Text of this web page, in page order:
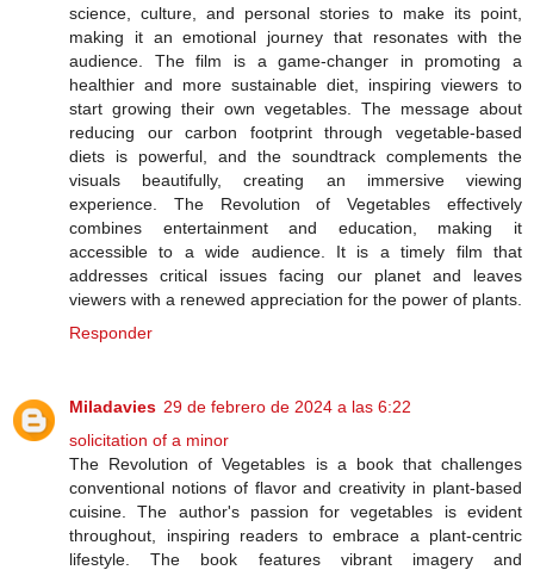
science, culture, and personal stories to make its point,
making it an emotional journey that resonates with the
audience. The film is a game-changer in promoting a
healthier and more sustainable diet, inspiring viewers to
start growing their own vegetables. The message about
reducing our carbon footprint through vegetable-based
diets is powerful, and the soundtrack complements the
visuals beautifully, creating an immersive viewing
experience. The Revolution of Vegetables effectively
combines entertainment and education, making it
accessible to a wide audience. It is a timely film that
addresses critical issues facing our planet and leaves
viewers with a renewed appreciation for the power of plants.
Responder
Miladavies 29 de febrero de 2024 a las 6:22
solicitation of a minor
The Revolution of Vegetables is a book that challenges
conventional notions of flavor and creativity in plant-based
cuisine. The author's passion for vegetables is evident
throughout, inspiring readers to embrace a plant-centric
lifestyle. The book features vibrant imagery and